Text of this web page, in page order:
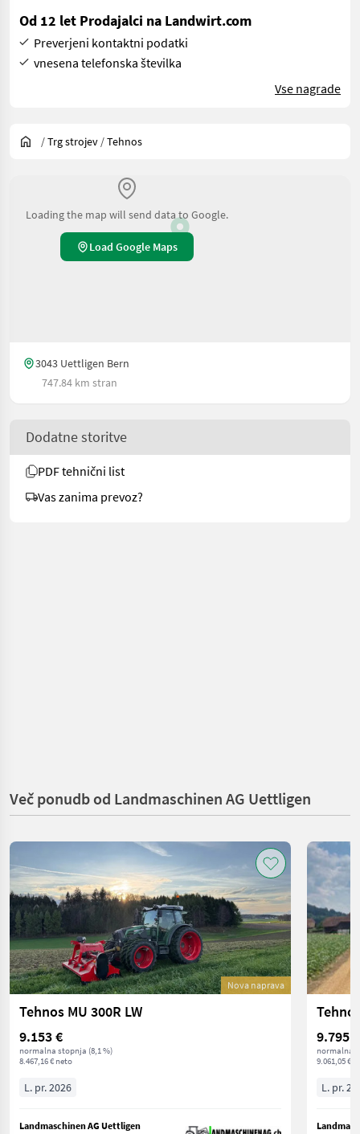
Od 12 let Prodajalci na Landwirt.com
Preverjeni kontaktni podatki
vnesena telefonska številka
Vse nagrade
/Trg strojev /Tehnos
Loading the map will send data to Google.
Load Google Maps
3043 Uettligen Bern
747.84 km stran
Dodatne storitve
PDF tehnični list
Vas zanima prevoz?
Več ponudb od Landmaschinen AG Uettligen
Nova naprava
Tehnos MU 300R LW
9.153 €
normalna stopnja (8,1 %)
8.467,16 € neto
L. pr. 2026
Landmaschinen AG Uettligen
9.795 €
normalna
9.061,05 €
L. pr.